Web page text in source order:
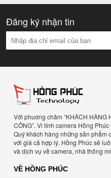
Đăng ký nhận tin
Với phuơng châm “KHÁCH HÀNG
CÔNG”. Vi tính camera Hồng
Quý khách hàng những sản phẩm
với giá cả hợp lý. Hồng Phúc sẽ
và dịch vụ về camera, nhà thông
VỀ HỒNG PHÚC